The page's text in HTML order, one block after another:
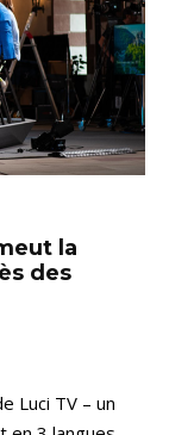
la
des
Luci TV – un